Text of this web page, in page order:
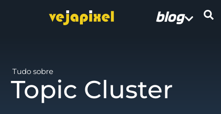
blog
Tudo sobre
Topic Cluster